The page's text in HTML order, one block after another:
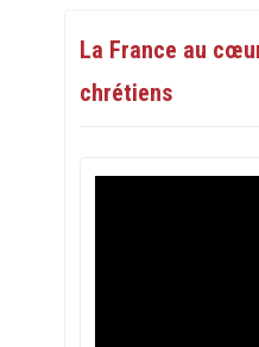
La France au
chrétiens